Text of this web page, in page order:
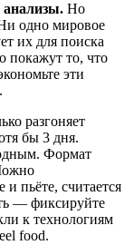
анализы. Но
одно мировое
их для поиска
покажут то, что
эти
разгоняет
бы 3 дня.
Формат
и пьёте, считается
— фиксируйте
к технологиям
food.